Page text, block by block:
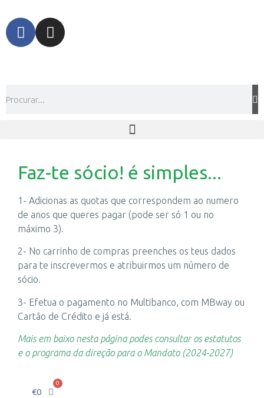
Faz-te sócio! é simples...
1- Adicionas as quotas que correspondem ao numero
de anos que queres pagar (pode ser só 1 ou no
máximo 3).
2- No carrinho de compras preenches os teus dados
para te inscrevermos e atribuirmos um número de
sócio.
3- Efetua o pagamento no Multibanco, com MBway ou
Cartão de Crédito e já está.
Mais em baixo nesta página podes consultar os estatutos
e o programa da direção para o Mandato (2024-2027)
€0
0